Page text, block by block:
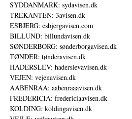
SYDDANMARK: sydavisen.dk
TREKANTEN: 3avisen.dk
ESBJERG: esbjergavisen.com
BILLUND: billundavisen.dk
SØNDERBORG: sønderborgavisen.dk
TØNDER: tønderavisen.dk
HADERSLEV: haderslevavisen.dk
VEJEN: vejenavisen.dk
AABENRAA: aabenraaavisen.dk
FREDERICIA: fredericiaavisen.dk
KOLDING: koldingavisen.dk